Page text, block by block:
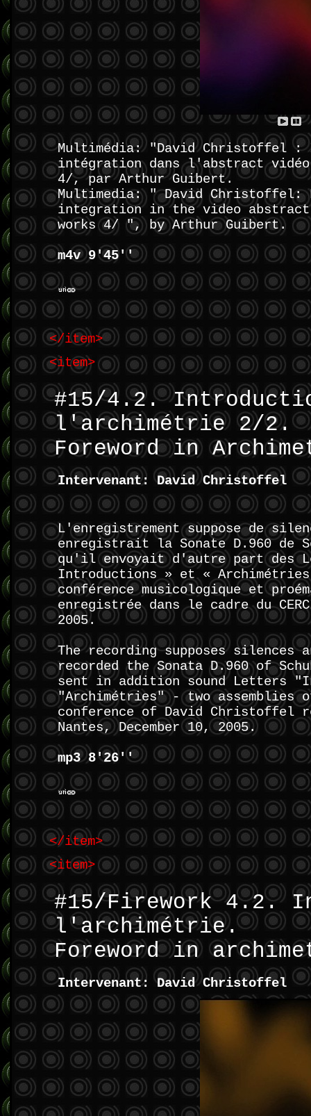
Multimédia: "David Christoffel
intégration dans l'abstract vidéo
4/, par Arthur Guibert.
Multimedia: " David Christoffel:
integration in the video
works 4/ ", by Arthur Guibert.
m4v 9'45''
</item>
<item>
#15/4.2.
l'archimétrie 2/2.
Foreword in
Intervenant: David Christoffel
L'enregistrement suppose de
enregistrait la Sonate D.960 de
qu'il envoyait d'autre part des
Introductions » et « Archimétries
conférence musicologique et
enregistrée dans le cadre du
2005.
The recording supposes silences
recorded the Sonata D.960 of
sent in addition sound Letters
"Archimétries" - two assemblies
conference of David Christoffel
Nantes, December 10, 2005.
mp3 8'26''
</item>
<item>
#15/Firework 4.2.
l'archimétrie.
Foreword in
Intervenant: David Christoffel